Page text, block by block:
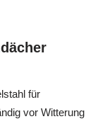
für
vor Witterung